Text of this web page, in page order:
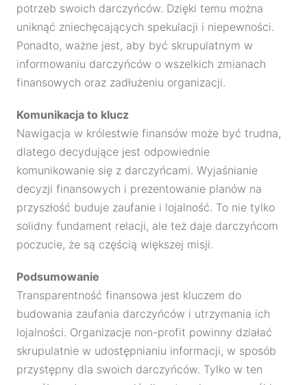
potrzeb swoich darczyńców. Dzięki temu można
uniknąć zniechęcających spekulacji i niepewności.
Ponadto, ważne jest, aby być skrupulatnym w
informowaniu darczyńców o wszelkich zmianach
finansowych oraz zadłużeniu organizacji.
Komunikacja to klucz
Nawigacja w królestwie finansów może być trudna,
dlatego decydujące jest odpowiednie
komunikowanie się z darczyńcami. Wyjaśnianie
decyzji finansowych i prezentowanie planów na
przyszłość buduje zaufanie i lojalność. To nie tylko
solidny fundament relacji, ale też daje darczyńcom
poczucie, że są częścią większej misji.
Podsumowanie
Transparentność finansowa jest kluczem do
budowania zaufania darczyńców i utrzymania ich
lojalności. Organizacje non-profit powinny działać
skrupulatnie w udostępnianiu informacji, w sposób
przystępny dla swoich darczyńców. Tylko w ten